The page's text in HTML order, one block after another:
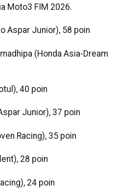
Moto3 FIM 2026.
Aspar Junior), 58 poin
(Honda Asia-Dream
40 poin
Junior), 37 poin
Racing), 35 poin
28 poin
24 poin